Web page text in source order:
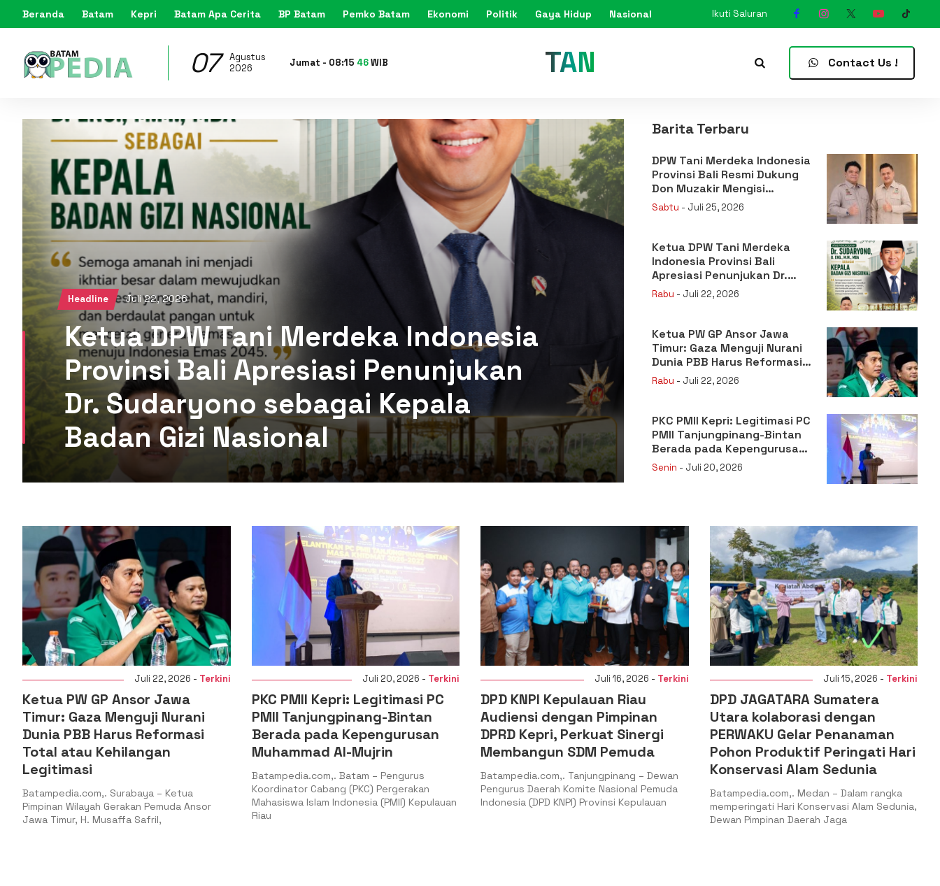
Beranda Batam Kepri Batam Apa Cerita BP Batam Pemko Batam Ekonomi Politik Gaya Hidup Nasional Ikuti Saluran
07
Agustus
2026
Jumat - 08:15 48WIB KARIMUN Contact Us !
Headline Juli 22, 2026
Ketua DPW Tani Merdeka Indonesia
Provinsi Bali Apresiasi Penunjukan
Dr. Sudaryono sebagai Kepala
Badan Gizi Nasional
Barita Terbaru
DPW Tani Merdeka Indonesia
Provinsi Bali Resmi Dukung
Don Muzakir Mengisi
Jabatan Wakil Menteri
Pertanian RI
Sabtu - Juli 25, 2026
Ketua DPW Tani Merdeka
Indonesia Provinsi Bali
Apresiasi Penunjukan Dr.
Sudaryono sebagai Kepala
Badan Gizi Nasional
Rabu - Juli 22, 2026
Ketua PW GP Ansor Jawa
Timur: Gaza Menguji Nurani
Dunia PBB Harus Reformasi
Total atau Kehilangan
Rabu - Juli 22, 2026
PKC PMII Kepri: Legitimasi PC
PMII Tanjungpinang-Bintan
Berada pada Kepengurusan
Muhammad Al-Mujrin
Senin - Juli 20, 2026
Juli 22, 2026 -Terkini
PW GP Ansor Jawa
Gaza Menguji Nurani
PBB Harus Reformasi
atau Kehilangan
Surabaya – Ketua
Wilayah Gerakan Pemuda Ansor
Timur, H. Musaffa Safril,
Juli 20, 2026 -Terkini
PKC PMII Kepri: Legitimasi PC
PMII Tanjungpinang-Bintan
Berada pada Kepengurusan
Muhammad Al-Mujrin
Batampedia.com,. Batam – Pengurus
Koordinator Cabang (PKC) Pergerakan
Mahasiswa Islam Indonesia (PMII) Kepulauan
Juli 16, 2026 -Terkini
DPD KNPI Kepulauan Riau
Audiensi dengan Pimpinan
DPRD Kepri, Perkuat Sinergi
Membangun SDM Pemuda
Batampedia.com,. Tanjungpinang – Dewan
Pengurus Daerah Komite Nasional Pemuda
Indonesia (DPD KNPI) Provinsi Kepulauan
Juli 15, 2026 -Terkini
DPD JAGATARA Sumatera
Utara kolaborasi dengan
PERWAKU Gelar Penanaman
Pohon Produktif Peringati Hari
Konservasi Alam Sedunia
Batampedia.com,. Medan – Dalam rangka
memperingati Hari Konservasi Alam Sedunia,
Dewan Pimpinan Daerah Jaga